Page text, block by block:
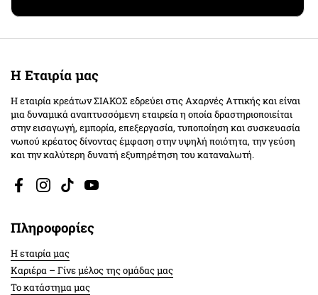
Η Εταιρία μας
Η εταιρία κρεάτων ΣΙΑΚΟΣ εδρεύει στις Αχαρνές Αττικής και είναι
μια δυναμικά αναπτυσσόμενη εταιρεία η οποία δραστηριοποιείται
στην εισαγωγή, εμπορία, επεξεργασία, τυποποίηση και συσκευασία
νωπού κρέατος δίνοντας έμφαση στην υψηλή ποιότητα, την γεύση
και την καλύτερη δυνατή εξυπηρέτηση του καταναλωτή.
FacebookInstagram
TikTokYouTube
Πληροφορίες
Η εταιρία μας
Καριέρα – Γίνε μέλος της ομάδας μας
Το κατάστημα μας